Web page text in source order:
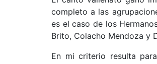
completo a las
es el caso de los
Brito, Colacho Mendoza y
En mi criterio resulta